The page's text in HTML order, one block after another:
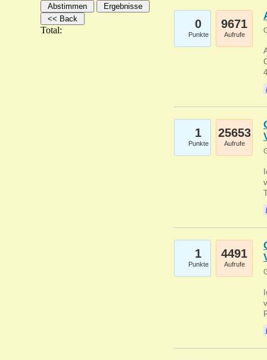
Total: 0
Punkte
9671
Aufrufe
1
Punkte
25653
Aufrufe
1
Punkte
4491
Aufrufe